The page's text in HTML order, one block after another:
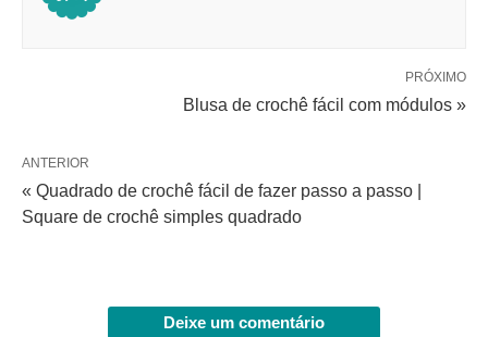
PRÓXIMO
Blusa de crochê fácil com módulos »
ANTERIOR
« Quadrado de crochê fácil de fazer passo a passo |
Square de crochê simples quadrado
Deixe um comentário